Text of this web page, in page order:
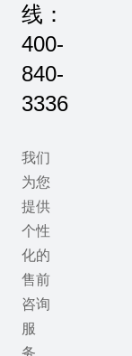
线：
400-
840-
3336
我们
为您
提供
个性
化的
售前
咨询
服